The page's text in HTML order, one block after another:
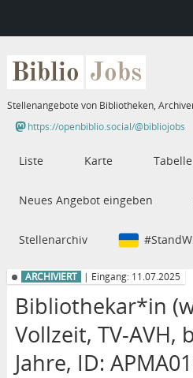
Biblio Jobs
Stellenangebote von Bibliotheken,
https://openbiblio.social/@bibliojobs
Liste Karte Tabelle
Neues Angebot eingeben
Stellenarchiv
ARCHIVIERT | Eingang: 11.07.2025
Bibliothekar*in
Vollzeit, TV-AVH,
Jahre, ID: